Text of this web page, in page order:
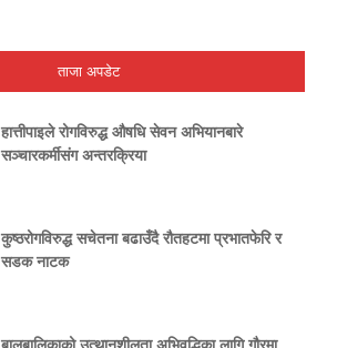
ताजा अपडेट
हात्तीपाइले रोगविरुद्ध औषधि सेवन अभियानबारे
सञ्चारकर्मीसंग अन्तरक्रिया
कुष्ठरोगविरुद्ध सचेतना बढाउँदै रौतहटमा प्रभातफेरि र
सडक नाटक